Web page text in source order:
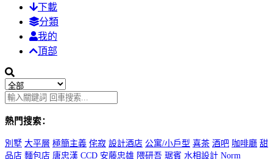
下載
分類
我的
頂部
熱門搜索：
別墅 大平層 極簡主義 侘寂 設計酒店 公寓/小戶型 喜茶 酒吧 咖啡廳 甜
品店 麵包店 唐忠漢 CCD 安藤忠雄 隈研吾 琚賓 水相設計 Norm